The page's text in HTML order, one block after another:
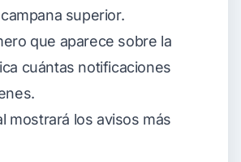
superior.
que aparece sobre la
cuántas notificaciones
mostrará los avisos más